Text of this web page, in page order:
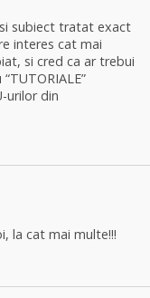
subiect tratat exact
interes cat mai
si cred ca ar trebui
urilor din
la cat mai multe!!!